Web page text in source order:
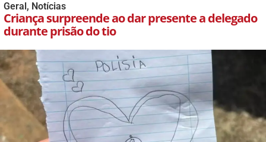
Geral, Notícias
Criança surpreende ao dar presente a delegado
durante prisão do tio